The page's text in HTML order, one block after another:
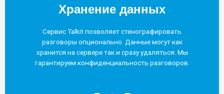
Хранение данных
Сервис Talkit позволяет стенографировать
разговоры опционально. Данные могут как
хранится на сервере так и сразу удаляться. Мы
гарантируем конфиденциальность разговоров.